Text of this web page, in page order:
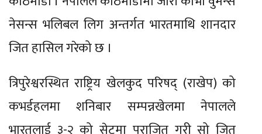
नेसन्स भलिबल लिग अन्तर्गत भारतमाथि शानदार
जित हासिल गरेको छ ।
त्रिपुरेश्वरस्थित राष्ट्रिय खेलकुद परिषद् (राखेप) को
कभर्डहलमा शनिबार सम्पन्नखेलमा नेपालले